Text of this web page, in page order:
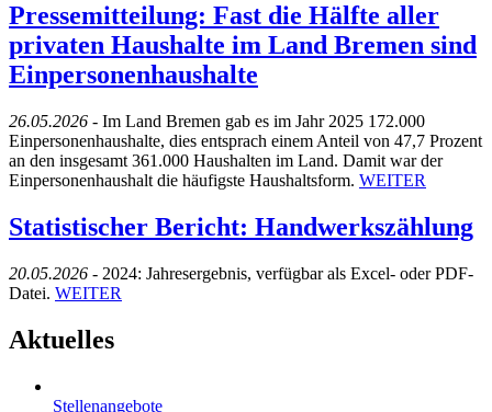
Pressemitteilung: Fast die Hälfte aller
privaten Haushalte im Land Bremen sind
Einpersonenhaushalte
26.05.2026 - Im Land Bremen gab es im Jahr 2025 172.000
Einpersonenhaushalte, dies entsprach einem Anteil von 47,7 Prozent
an den insgesamt 361.000 Haushalten im Land. Damit war der
Einpersonenhaushalt die häufigste Haushaltsform. WEITER
Statistischer Bericht: Handwerkszählung
20.05.2026 - 2024: Jahresergebnis, verfügbar als Excel- oder PDF-
Datei. WEITER
Aktuelles
Stellenangebote